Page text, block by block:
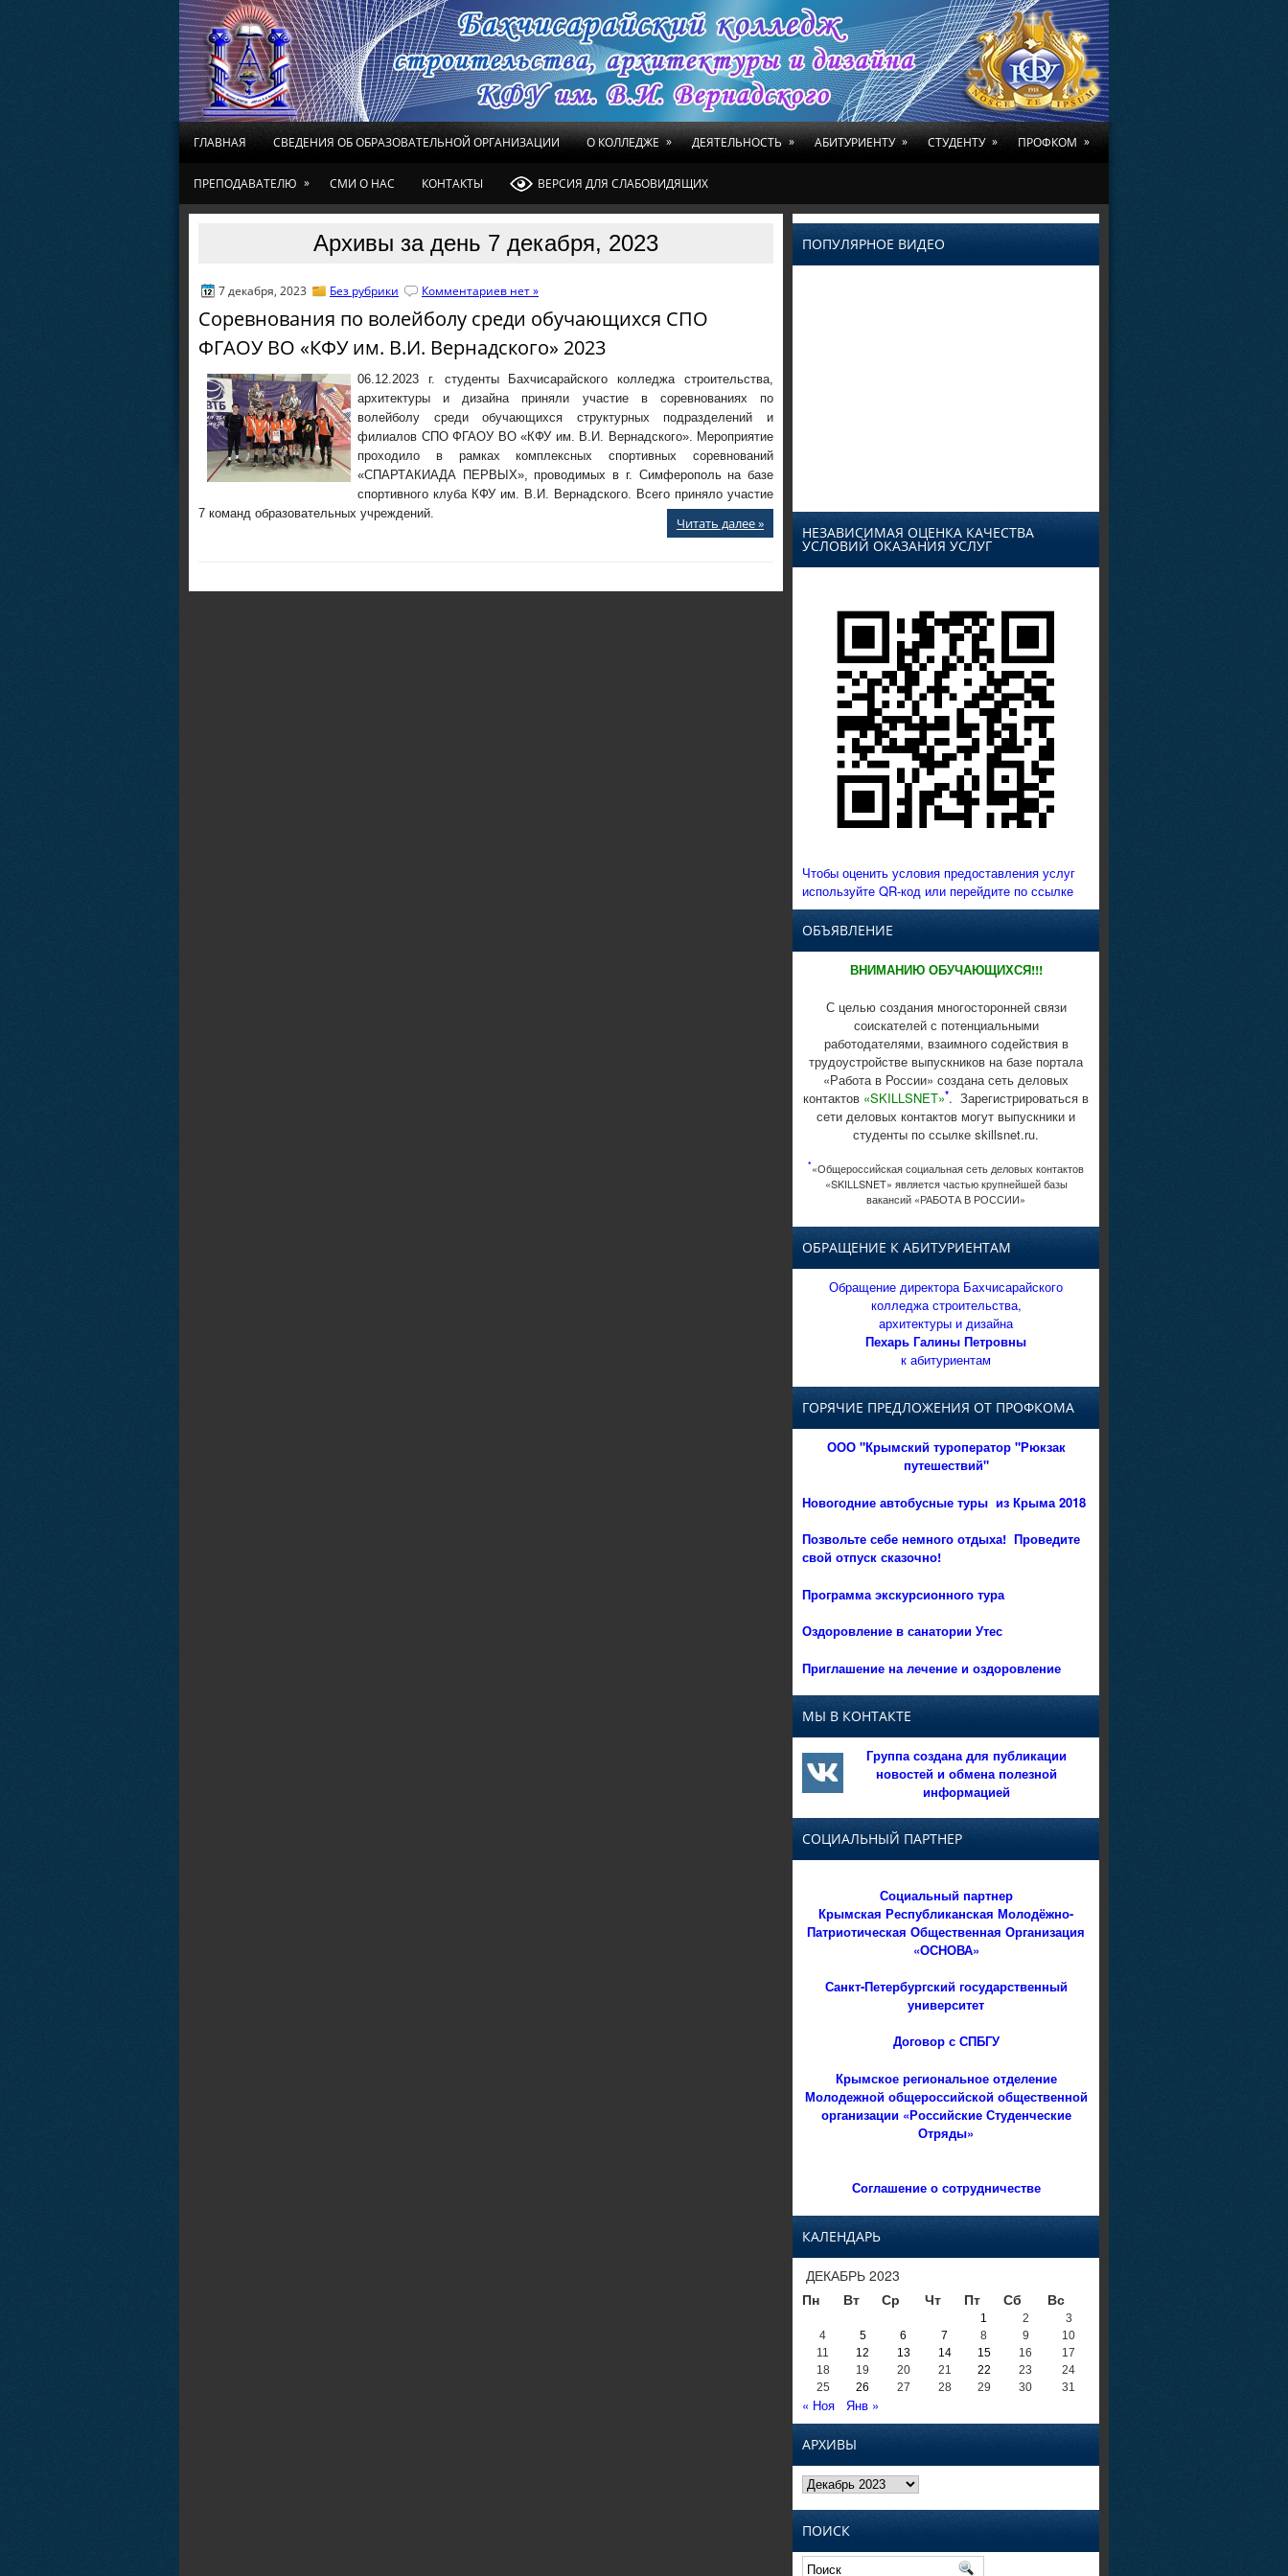
ГЛАВНАЯ СВЕДЕНИЯ ОБ ОБРАЗОВАТЕЛЬНОЙ ОРГАНИЗАЦИИ О КОЛЛЕДЖЕ » ДЕЯТЕЛЬНОСТЬ » АБИТУРИЕНТУ » СТУДЕНТУ » ПРОФКОМ »
ПРЕПОДАВАТЕЛЮ » СМИ О НАС КОНТАКТЫ ВЕРСИЯ ДЛЯ СЛАБОВИДЯЩИХ
Архивы за день 7 декабря, 2023
7 декабря, 2023 Без рубрики Комментариев нет »
Соревнования по волейболу среди обучающихся СПО
ФГАОУ ВО «КФУ им. В.И. Вернадского» 2023
06.12.2023 г. студенты Бахчисарайского колледжа строительства,
архитектуры и дизайна приняли участие в соревнованиях по
волейболу среди обучающихся структурных подразделений и
филиалов СПО ФГАОУ ВО «КФУ им. В.И. Вернадского». Мероприятие
проходило в рамках комплексных спортивных соревнований
«СПАРТАКИАДА ПЕРВЫХ», проводимых в г. Симферополь на базе
спортивного клуба КФУ им. В.И. Вернадского. Всего приняло участие
7 команд образовательных учреждений.
Читать далее »
ПОПУЛЯРНОЕ ВИДЕО
НЕЗАВИСИМАЯ ОЦЕНКА КАЧЕСТВА
УСЛОВИЙ ОКАЗАНИЯ УСЛУГ
Чтобы оценить условия предоставления услуг
используйте QR-код или перейдите по ссылке
ОБЪЯВЛЕНИЕ
ВНИМАНИЮ ОБУЧАЮЩИХСЯ!!!
С целью создания многосторонней связи
соискателей с потенциальными
работодателями, взаимного содействия в
трудоустройстве выпускников на базе портала
«Работа в России» создана сеть деловых
контактов «SKILLSNET»*. Зарегистрироваться в
сети деловых контактов могут выпускники и
студенты по ссылке skillsnet.ru.
*«Общероссийская социальная сеть деловых контактов
«SKILLSNET» является частью крупнейшей базы
вакансий «РАБОТА В РОССИИ»
ОБРАЩЕНИЕ К АБИТУРИЕНТАМ
Обращение директора Бахчисарайского
колледжа строительства,
архитектуры и дизайна
Пехарь Галины Петровны
к абитуриентам
ГОРЯЧИЕ ПРЕДЛОЖЕНИЯ ОТ ПРОФКОМА
ООО "Крымский туроператор "Рюкзак
путешествий"
Новогодние автобусные туры из Крыма 2018
Позвольте себе немного отдыха! Проведите
свой отпуск сказочно!
Программа экскурсионного тура
Оздоровление в санатории Утес
Приглашение на лечение и оздоровление
МЫ В КОНТАКТЕ
Группа создана для публикации
новостей и обмена полезной
информацией
СОЦИАЛЬНЫЙ ПАРТНЕР
Социальный партнер
Крымская Республиканская Молодёжно-
Патриотическая Общественная Организация
«ОСНОВА»
Санкт-Петербургский государственный
университет
Договор с СПБГУ
Крымское региональное отделение
Молодежной общероссийской общественной
организации «Российские Студенческие
Отряды»
Соглашение о сотрудничестве
КАЛЕНДАРЬ
ДЕКАБРЬ 2023
Пн
Вт Ср Чт Пт Сб Вс
1 2
3
4
5 6 7 8 9
10
11
12 13 14 15 16
17
18
19 20 21 22 23
24
25
26 27 28 29 30 31
« Ноя Янв »
АРХИВЫ
Архивы
ПОИСК